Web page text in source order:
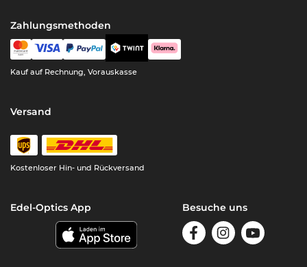
Zahlungsmethoden
Kauf auf Rechnung, Vorauskasse
Versand
Kostenloser Hin- und Rückversand
Edel-Optics App Besuche uns